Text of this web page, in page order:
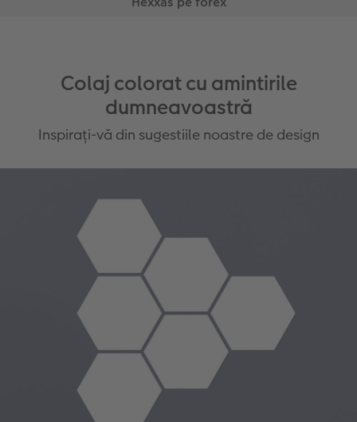
Colaj colorat cu amintirile
dumneavoastră
Inspirați-vă din sugestiile noastre de design